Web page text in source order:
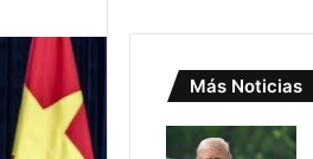
Más Noticias